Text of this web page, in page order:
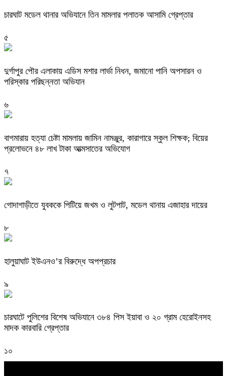
চারঘাট মডেল থানার অভিযানে তিন মামলার পলাতক আসামি গ্রেপ্তার
৫
দুর্গাপুর পৌর এলাকায় এডিস মশার লার্ভা নিধন, জমানো পানি অপসারন ও
পরিস্কার পরিছন্নতা অভিযান
৬
বাগমারায় হত্যা চেষ্টা মামলায় জামিন নামঞ্জুর, কারাগারে স্কুল শিক্ষক; বিয়ের
প্রলোভনে ৪৮ লাখ টাকা আত্মসাতের অভিযোগ
৭
গোদাগাড়ীতে যুবককে পিটিয়ে জখম ও লুটপাট, মডেল থানায় এজাহার দায়ের
৮
হালুয়াঘাট ইউএনও’র বিরুদ্ধে অপপ্রচার
৯
চারঘাটে পুলিশের বিশেষ অভিযানে ৩৮৪ পিস ইয়াবা ও ২০ গ্রাম হেরোইনসহ
মাদক কারবারি গ্রেপ্তার
১০